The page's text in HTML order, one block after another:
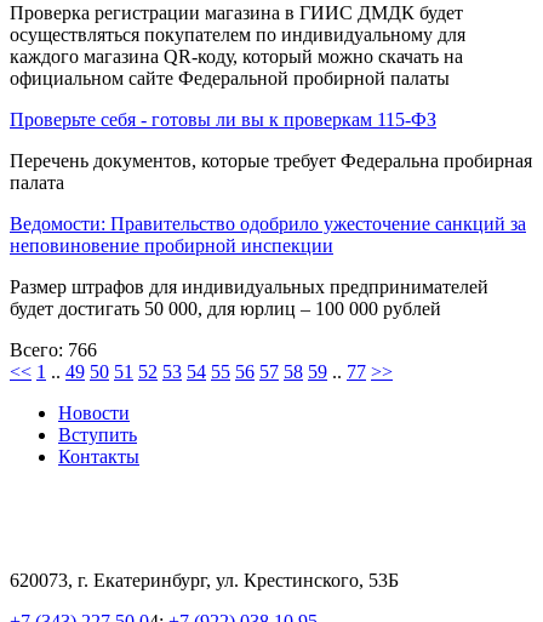
Проверка регистрации магазина в ГИИС ДМДК будет
осуществляться покупателем по индивидуальному для
каждого магазина QR-коду, который можно скачать на
официальном сайте Федеральной пробирной палаты
Проверьте себя - готовы ли вы к проверкам 115-ФЗ
Перечень документов, которые требует Федеральна пробирная
палата
Ведомости: Правительство одобрило ужесточение санкций за
неповиновение пробирной инспекции
Размер штрафов для индивидуальных предпринимателей
будет достигать 50 000, для юрлиц – 100 000 рублей
Всего: 766
<< 1 .. 49 50 51 52 53 54 55 56 57 58 59 .. 77 >>
Новости
Вступить
Контакты
620073, г. Екатеринбург, ул. Крестинского, 53Б